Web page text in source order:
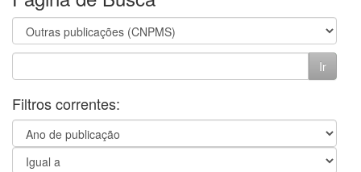
Filtros correntes: